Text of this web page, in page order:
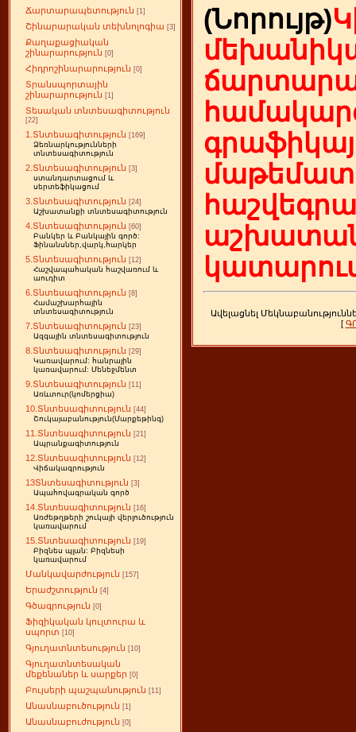
Ճարտարապետություն [1]
Շինարարական տեխնոլոգիա [3]
Քաղաքացիական
շինարարություն [0]
Հիդրոշինարարություն [0]
Տրանսպորտային
շինարարություն [1]
Տեսական տնտեսագիտություն
[22]
1.Տնտեսագիտություն [169]
Ձեռնարկությունների
տնտեսագիտություն
2.Տնտեսագիտություն [3]
ստանդարտացում և
սերտեֆիկացում
3.Տնտեսագիտություն [24]
Աշխատանքի տնտեսագիտություն
4.Տնտեսագիտություն [60]
Բանկեր և Բանկային գործ:
Ֆինանսներ,վարկ,հարկեր
5.Տնտեսագիտություն [12]
Հաշվապահական հաշվառում և
աուդիտ
6.Տնտեսագիտություն [8]
Համաշխարհային
տնտեսագիտություն
7.Տնտեսագիտություն [23]
Ազգային տնտեսագիտություն
8.Տնտեսագիտություն [29]
Կառավարում: հանրային
կառավարում: Մենեջմենտ
9.Տնտեսագիտություն [11]
Առևտուր(կոմերցիա)
10.Տնտեսագիտություն [44]
Շուկայաբանություն(Մարքեթինգ)
11.Տնտեսագիտություն [21]
Ապրանքագիտություն
12.Տնտեսագիտություն [12]
Վիճակագրություն
13Տնտեսագիտություն [3]
Ապահովագրական գործ
14.Տնտեսագիտություն [16]
Առժեթղթերի շուկայի վերլուծություն
կառավարում
15.Տնտեսագիտություն [19]
Բիզնես պլան: Բիզնեսի
կառավարում
Մանկավարժություն [157]
Երաժշտություն [4]
Գծագրություն [0]
Ֆիզիկական կուլտուրա և
սպորտ [10]
Գյուղատնտեսություն [10]
Գյուղատնտեսական
մեքենաներ և սարքեր [0]
Բույսերի պաշպանություն [11]
Անասնաբուծություն [1]
Անասնաբուժություն [0]
(Նորույթ)
Ավելացնել
[